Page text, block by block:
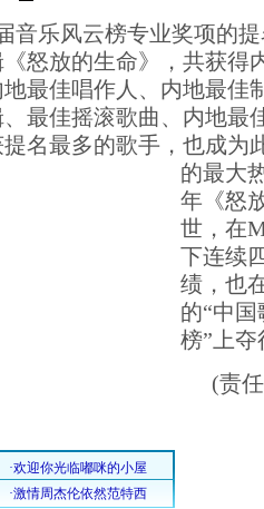
乐风云榜专业奖项的提
怒放的生命》，共获得
最佳唱作人、内地最佳
最佳摇滚歌曲、内地最
名最多的歌手，也成为
的最大
年《怒
世，在
下连续
绩，也
的“中
榜”上
(责